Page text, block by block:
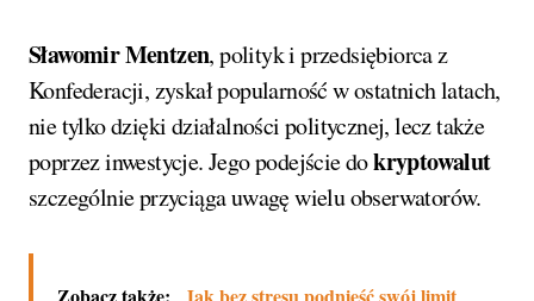
Sławomir Mentzen, polityk i przedsiębiorca z
Konfederacji, zyskał popularność w ostatnich latach,
nie tylko dzięki działalności politycznej, lecz także
poprzez inwestycje. Jego podejście dokryptowalut
szczególnie przyciąga uwagę wielu obserwatorów.